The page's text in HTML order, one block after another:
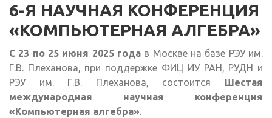
6-Я НАУЧНАЯ КОНФЕРЕНЦИЯ
«КОМПЬЮТЕРНАЯ АЛГЕБРА»
С 23 по 25 июня 2025 года в Москве на базе РЭУ им.
Г.В. Плеханова, при поддержке ФИЦ ИУ РАН, РУДН и
РЭУ им. Г.В. Плеханова, состоится Шестая
международная научная конференция
«Компьютерная алгебра».